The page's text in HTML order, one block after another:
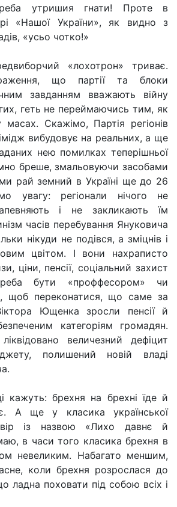
утришия гнати! Проте в
«Нашої України», як видно з
«усьо чотко!»
«лохотрон» триває.
що партії та блоки
завданням вважають війну
геть не переймаючись тим, як
Скажімо, Партія регіонів
вибудовує на реальних, а ще
нею помилках теперішньої
бреше, змальовуючи засобами
рай земний в Україні ще до 26
увагу: регіонали нічого не
і не закликають їм
часів перебування Януковича
нікуди не подівся, а зміцнів і
цвітом. І вони нахраписто
ціни, пенсії, соціальний захист
бути «проффесором» чи
щоб переконатися, що саме за
Ющенка зросли пенсії й
категоріям громадян.
величезний дефіцит
полишений новій владі
брехня на брехні їде й
А ще у класика української
із назвою «Лихо давнє й
в часи того класика брехня в
невеликим. Набагато меншим,
коли брехня розрослася до
ладна поховати під собою всіх і